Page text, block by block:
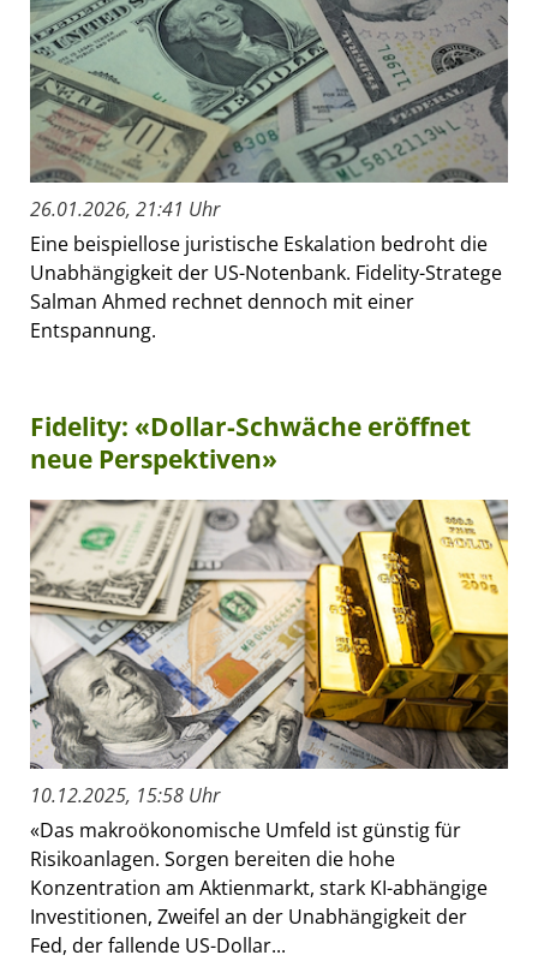
26.01.2026, 21:41 Uhr
Eine beispiellose juristische Eskalation bedroht die
Unabhängigkeit der US-Notenbank. Fidelity-Stratege
Salman Ahmed rechnet dennoch mit einer
Entspannung.
Fidelity: «Dollar-Schwäche eröffnet
neue Perspektiven»
10.12.2025, 15:58 Uhr
«Das makroökonomische Umfeld ist günstig für
Risikoanlagen. Sorgen bereiten die hohe
Konzentration am Aktienmarkt, stark KI-abhängige
Investitionen, Zweifel an der Unabhängigkeit der
Fed, der fallende US-Dollar...